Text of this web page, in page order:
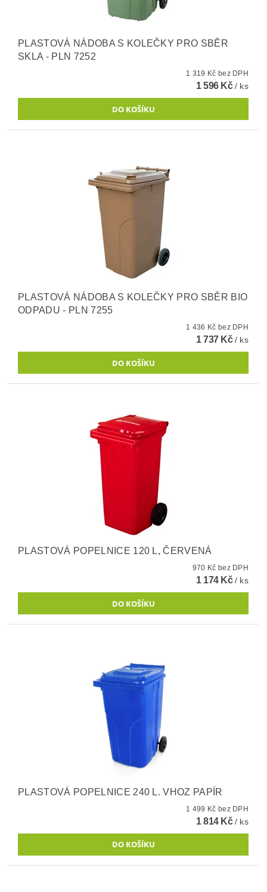
PLASTOVÁ NÁDOBA S KOLEČKY PRO SBĚR
SKLA - PLN 7252
1 319 Kč bez DPH
1 596 Kč/ ks
PLASTOVÁ NÁDOBA S KOLEČKY PRO SBĚR BIO
ODPADU - PLN 7255
1 436 Kč bez DPH
1 737 Kč/ ks
PLASTOVÁ POPELNICE 120 L, ČERVENÁ
970 Kč bez DPH
1 174 Kč/ ks
PLASTOVÁ POPELNICE 240 L. VHOZ PAPÍR
1 499 Kč bez DPH
1 814 Kč/ ks